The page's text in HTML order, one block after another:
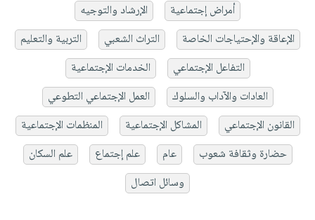
أمراض إجتماعية
الإرشاد والتوجيه
الإعاقة والإحتياجات الخاصة
التراث الشعبي
التربية والتعليم
التفاعل الإجتماعي
الخدمات الإجتماعية
العادات والآداب والسلوك
العمل الإجتماعي التطوعي
القانون الإجتماعي
المشاكل الإجتماعية
المنظمات الإجتماعية
حضارة وثقافة شعوب
عام علم إجتماع
علم السكان
وسائل اتصال